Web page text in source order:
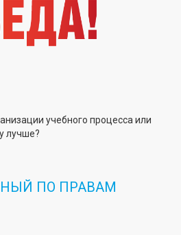
учебного процесса или
лучше?
ПО ПРАВАМ